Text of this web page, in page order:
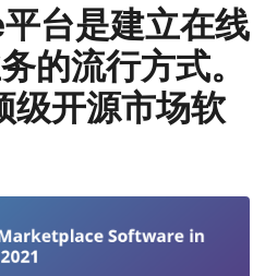
台是建立在线
的流行方式。
开源市场软